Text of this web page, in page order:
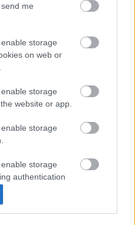
me
storage
on web or
storage
website or app.
storage
storage
authentication
a kivitelezők a
napelemes és fűtési
támogató pályázatra
másképp
is szakirányú